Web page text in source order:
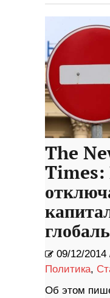
The
Times:
09/12/2014
Политика,
Об этом